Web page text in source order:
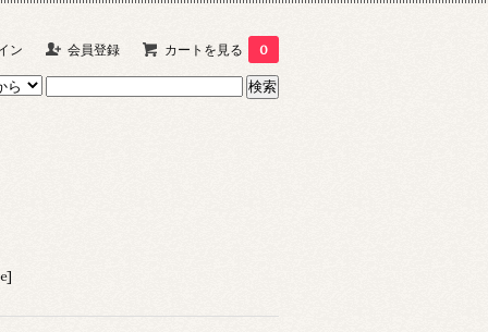
ン 会員登録 カートを見る 0